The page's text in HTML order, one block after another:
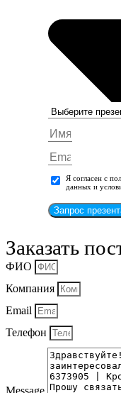
Я согласен с
данных и
Запрос
Заказать
ФИО
Компания
Email
Телефон
Message